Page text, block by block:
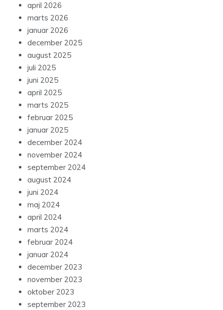
april 2026
marts 2026
januar 2026
december 2025
august 2025
juli 2025
juni 2025
april 2025
marts 2025
februar 2025
januar 2025
december 2024
november 2024
september 2024
august 2024
juni 2024
maj 2024
april 2024
marts 2024
februar 2024
januar 2024
december 2023
november 2023
oktober 2023
september 2023